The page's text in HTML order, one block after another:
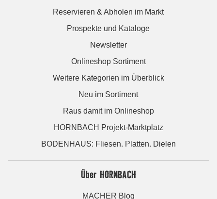
Reservieren & Abholen im Markt
Prospekte und Kataloge
Newsletter
Onlineshop Sortiment
Weitere Kategorien im Überblick
Neu im Sortiment
Raus damit im Onlineshop
HORNBACH Projekt-Marktplatz
BODENHAUS: Fliesen. Platten. Dielen
Über HORNBACH
MACHER Blog